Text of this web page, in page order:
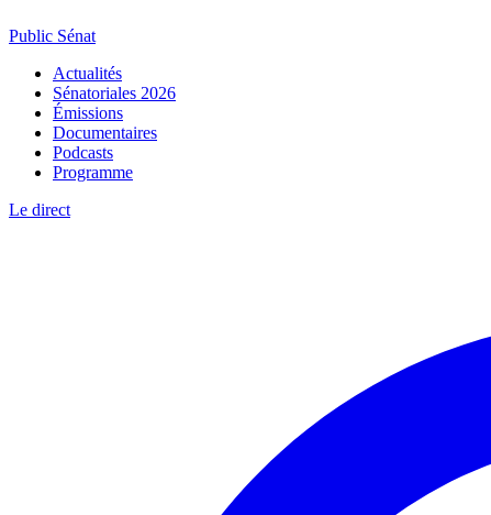
Public Sénat
Actualités
Sénatoriales 2026
Émissions
Documentaires
Podcasts
Programme
Le direct